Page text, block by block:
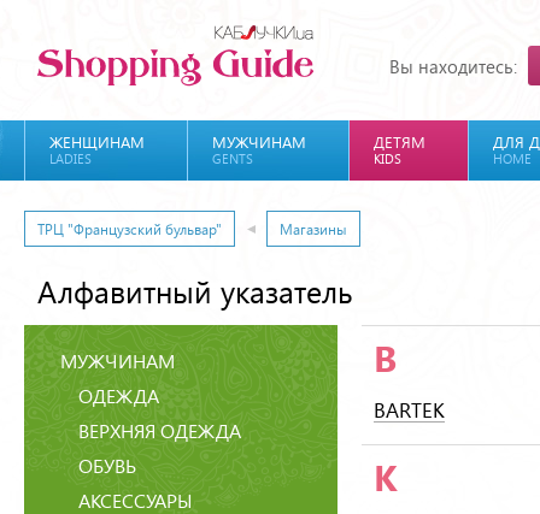
Вы находитесь:
ЖЕНЩИНАМ
LADIES
МУЖЧИНАМ
GENTS
ДЕТЯМ
KIDS
ДЛЯ
HOME
ТРЦ "Французский бульвар" Магазины
Алфавитный указатель
МУЖЧИНАМ
ОДЕЖДА
ВЕРХНЯЯ ОДЕЖДА
ОБУВЬ
АКСЕССУАРЫ
B
BARTEK
K